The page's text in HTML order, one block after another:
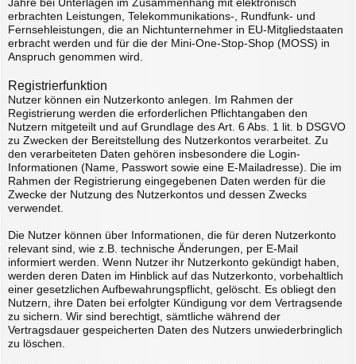
Jahre bei Unterlagen im Zusammenhang mit elektronisch
erbrachten Leistungen, Telekommunikations-, Rundfunk- und
Fernsehleistungen, die an Nichtunternehmer in EU-Mitgliedstaaten
erbracht werden und für die der Mini-One-Stop-Shop (MOSS) in
Anspruch genommen wird.
Registrierfunktion
Nutzer können ein Nutzerkonto anlegen. Im Rahmen der
Registrierung werden die erforderlichen Pflichtangaben den
Nutzern mitgeteilt und auf Grundlage des Art. 6 Abs. 1 lit. b DSGVO
zu Zwecken der Bereitstellung des Nutzerkontos verarbeitet. Zu
den verarbeiteten Daten gehören insbesondere die Login-
Informationen (Name, Passwort sowie eine E-Mailadresse). Die im
Rahmen der Registrierung eingegebenen Daten werden für die
Zwecke der Nutzung des Nutzerkontos und dessen Zwecks
verwendet.
Die Nutzer können über Informationen, die für deren Nutzerkonto
relevant sind, wie z.B. technische Änderungen, per E-Mail
informiert werden. Wenn Nutzer ihr Nutzerkonto gekündigt haben,
werden deren Daten im Hinblick auf das Nutzerkonto, vorbehaltlich
einer gesetzlichen Aufbewahrungspflicht, gelöscht. Es obliegt den
Nutzern, ihre Daten bei erfolgter Kündigung vor dem Vertragsende
zu sichern. Wir sind berechtigt, sämtliche während der
Vertragsdauer gespeicherten Daten des Nutzers unwiederbringlich
zu löschen.